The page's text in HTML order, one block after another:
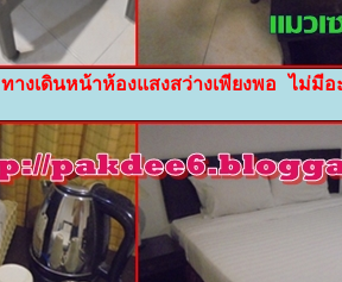
ทางเดินหน้าห้องแสงสว่างเพียงพอ ไม่มีอ